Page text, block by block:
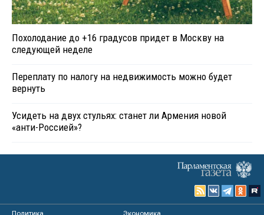
Похолодание до +16 градусов придет в Москву на
следующей неделе
Переплату по налогу на недвижимость можно будет
вернуть
Усидеть на двух стульях: станет ли Армения новой
«анти-Россией»?
Политика
Экономика